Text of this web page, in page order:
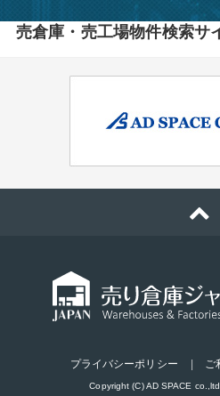
売倉庫・売工場物件検索
プライバシーポリシー ご
Copyright (C) AD SPACE